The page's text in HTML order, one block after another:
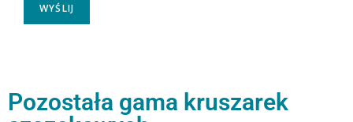
Pozostała gama kruszarek